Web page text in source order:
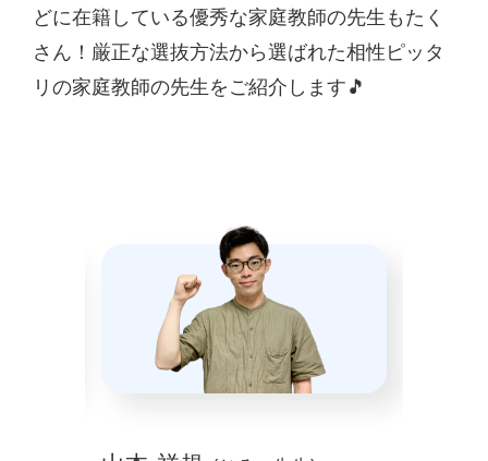
どに在籍している優秀な家庭教師の先生もたく
さん！厳正な選抜方法から選ばれた相性ピッタ
リの家庭教師の先生をご紹介します🎵